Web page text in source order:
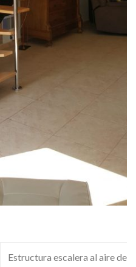
Estructura escalera al aire de